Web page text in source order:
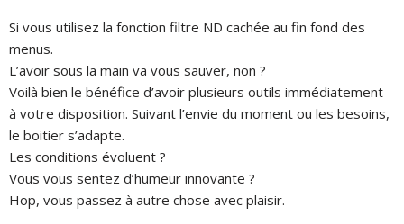
Si vous utilisez la fonction filtre ND cachée au fin fond des
menus.
L’avoir sous la main va vous sauver, non ?
Voilà bien le bénéfice d’avoir plusieurs outils immédiatement
à votre disposition. Suivant l’envie du moment ou les besoins,
le boitier s’adapte.
Les conditions évoluent ?
Vous vous sentez d’humeur innovante ?
Hop, vous passez à autre chose avec plaisir.